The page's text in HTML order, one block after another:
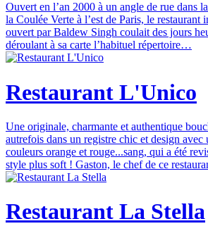
Ouvert en l’an 2000 à un angle de rue dans
la Coulée Verte à l’est de Paris, le restaurant
ouvert par Baldew Singh coulait des jours
déroulant à sa carte l’habituel répertoire…
Restaurant L'Unico
Une originale, charmante et authentique
autrefois dans un registre chic et design avec
couleurs orange et rouge...sang, qui a été
style plus soft ! Gaston, le chef de ce
Restaurant La Stella